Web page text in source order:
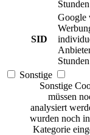
Stunden
SID
Google
Stunden
Sonstige
Sonstige
müssen
analysiert
wurden noch
Kategorie